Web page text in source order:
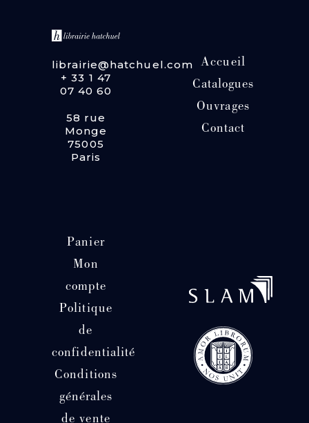
librairie@hatchuel.com
+ 33 1 47
07 40 60
58 rue
Monge
75005
Paris
Accueil
Catalogues
Ouvrages
Contact
Panier
Mon
compte
Politique
de
confidentialité
Conditions
générales
de vente